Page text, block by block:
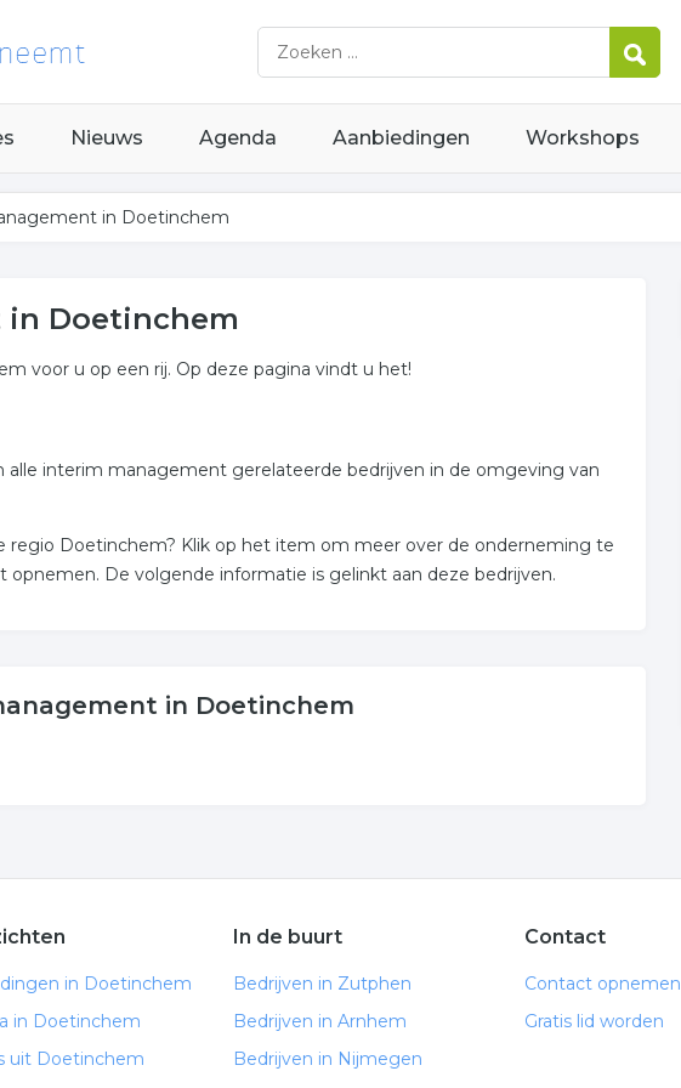
Nieuws Agenda Aanbiedingen Workshops
in Doetinchem
Doetinchem
voor u op een rij. Op deze pagina vindt u het!
alle interim management gerelateerde bedrijven in de omgeving van
regio Doetinchem? Klik op het item om meer over de onderneming te
De volgende informatie is gelinkt aan deze bedrijven.
in Doetinchem
in Doetinchem
in Doetinchem
uit Doetinchem
In de buurt
Bedrijven in Zutphen
Bedrijven in Arnhem
Bedrijven in Nijmegen
Contact
Contact opnemen
Gratis lid worden